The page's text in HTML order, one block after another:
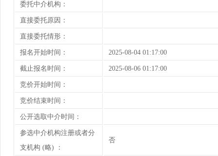
委托中介机构：
直接委托原因：
直接委托情形：
报名开始时间： 2025-08-04 01:17:00
截止报名时间： 2025-08-06 01:17:00
竞价开始时间：
竞价结束时间：
公开选取中介时间：
参选中介机构注册或者分
支机构 (略) ：
否